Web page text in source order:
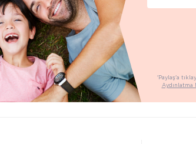
'Paylaş'a
Aydınlatma